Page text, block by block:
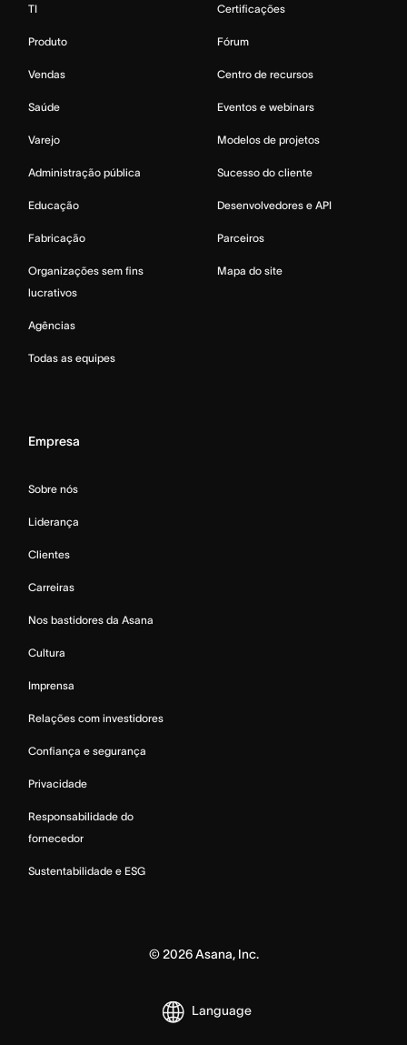
TI
Produto
Vendas
Saúde
Varejo
Administração pública
Educação
Fabricação
Organizações sem fins
lucrativos
Agências
Todas as equipes
Certificações
Fórum
Centro de recursos
Eventos e webinars
Modelos de projetos
Sucesso do cliente
Desenvolvedores e API
Parceiros
Mapa do site
Empresa
Sobre nós
Liderança
Clientes
Carreiras
Nos bastidores da Asana
Cultura
Imprensa
Relações com investidores
Confiança e segurança
Privacidade
Responsabilidade do
fornecedor
Sustentabilidade e ESG
© 2026Asana, Inc.
Language